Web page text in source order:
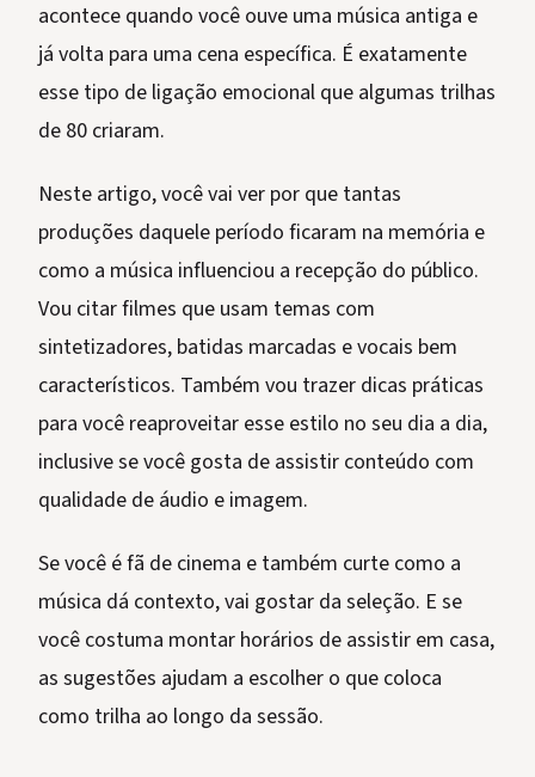
acontece quando você ouve uma música antiga e
já volta para uma cena específica. É exatamente
esse tipo de ligação emocional que algumas trilhas
de 80 criaram.
Neste artigo, você vai ver por que tantas
produções daquele período ficaram na memória e
como a música influenciou a recepção do público.
Vou citar filmes que usam temas com
sintetizadores, batidas marcadas e vocais bem
característicos. Também vou trazer dicas práticas
para você reaproveitar esse estilo no seu dia a dia,
inclusive se você gosta de assistir conteúdo com
qualidade de áudio e imagem.
Se você é fã de cinema e também curte como a
música dá contexto, vai gostar da seleção. E se
você costuma montar horários de assistir em casa,
as sugestões ajudam a escolher o que coloca
como trilha ao longo da sessão.